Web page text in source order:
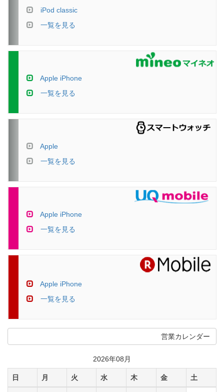
iPod classic
一覧を見る
Apple iPhone
一覧を見る
Apple
一覧を見る
Apple iPhone
一覧を見る
Apple iPhone
一覧を見る
営業カレンダー
2026年08月
日 月 火 水 木 金 土